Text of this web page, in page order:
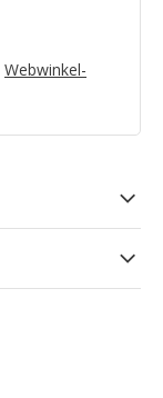
Webwinkel-